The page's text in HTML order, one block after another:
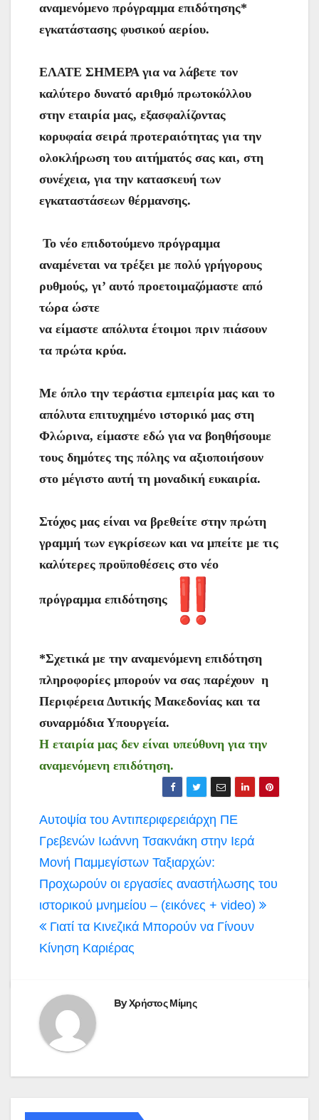
αναμενόμενο πρόγραμμα επιδότησης*
εγκατάστασης φυσικού αερίου.
ΕΛΑΤΕ ΣΗΜΕΡΑ για να λάβετε τον
καλύτερο δυνατό αριθμό πρωτοκόλλου
στην εταιρία μας, εξασφαλίζοντας
κορυφαία σειρά προτεραιότητας για την
ολοκλήρωση του αιτήματός σας και, στη
συνέχεια, για την κατασκευή των
εγκαταστάσεων θέρμανσης.
Το νέο επιδοτούμενο πρόγραμμα
αναμένεται να τρέξει με πολύ γρήγορους
ρυθμούς, γι’ αυτό προετοιμαζόμαστε από
τώρα ώστε
να είμαστε απόλυτα έτοιμοι πριν πιάσουν
τα πρώτα κρύα.
Με όπλο την τεράστια εμπειρία μας και το
απόλυτα επιτυχημένο ιστορικό μας στη
Φλώρινα, είμαστε εδώ για να βοηθήσουμε
τους δημότες της πόλης να αξιοποιήσουν
στο μέγιστο αυτή τη μοναδική ευκαιρία.
Στόχος μας είναι να βρεθείτε στην πρώτη
γραμμή των εγκρίσεων και να μπείτε με τις
καλύτερες προϋποθέσεις στο νέο
πρόγραμμα επιδότησης
*Σχετικά με την αναμενόμενη επιδότηση
πληροφορίες μπορούν να σας παρέχουν η
Περιφέρεια Δυτικής Μακεδονίας και τα
συναρμόδια Υπουργεία.
Η εταιρία μας δεν είναι υπεύθυνη για την
αναμενόμενη επιδότηση.
Πλοήγηση
άρθρων
Αυτοψία του Αντιπεριφερειάρχη ΠΕ
Γρεβενών Ιωάννη Τσακνάκη στην Ιερά
Μονή Παμμεγίστων Ταξιαρχών:
Προχωρούν οι εργασίες αναστήλωσης του
ιστορικού μνημείου – (εικόνες + video)
Γιατί τα Κινεζικά Μπορούν να Γίνουν
Κίνηση Καριέρας
ByΧρήστος Μίμης